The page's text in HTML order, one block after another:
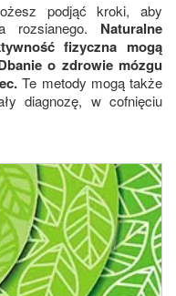
podjąć kroki, aby
rozsianego. Naturalne
fizyczna mogą
o zdrowie mózgu
Te metody mogą także
diagnozę, w cofnięciu